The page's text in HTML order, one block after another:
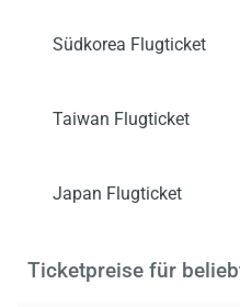
Südkorea Flugticket
Taiwan Flugticket
Japan Flugticket
Ticketpreise für